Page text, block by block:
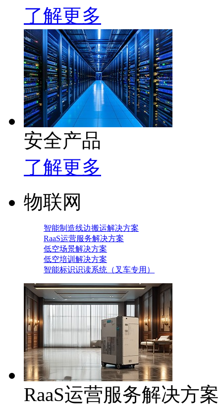
了解更多
安全产品
了解更多
物联网
智能制造线边搬运解决方案
RaaS运营服务解决方案
低空场景解决方案
低空培训解决方案
智能标识识读系统（叉车专用）
RaaS运营服务解决方案